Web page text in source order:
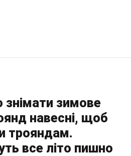
знімати зимове
навесні, щоб
трояндам.
все літо пишно